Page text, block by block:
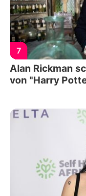
7
Alan Rickman
von "Harry